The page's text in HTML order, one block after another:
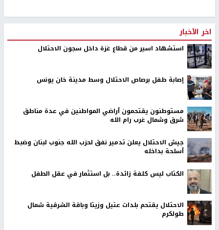
اخر الأخبار
استشهاد اسير من قطاع غزة داخل سجون الاحتلال
إصابة طفل برصاص الاحتلال وسط مدينة خان يونس
مستوطنون يقتحمون أراضي المواطنين في عدة مناطق
شرق وشمال غرب رام الله
جيش الاحتلال يعلن تدمير نفق لحزب الله جنوب لبنان وضبط
أسلحة بداخله
الكتاب ليس كلفة زائدة.. بل استثمار في عقل الطفل
الاحتلال يقتحم بلدات عتيل وزيتا وباقة الشرقية شمال
طولكرم